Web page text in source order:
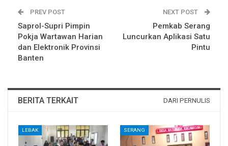
PREV POST
Saprol-Supri Pimpin
Pokja Wartawan Harian
dan Elektronik Provinsi
Banten
NEXT POST
Pemkab Serang
Luncurkan Aplikasi Satu
Pintu
BERITA TERKAIT DARI PERNULIS
LEBAK SERANG